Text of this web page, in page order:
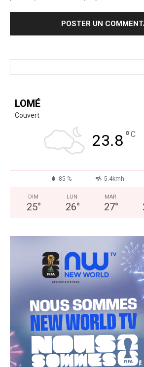
LOMÉ
Couvert
23.8°C
85 % 5.4kmh
DIM
25°
LUN
26°
MAR
27°